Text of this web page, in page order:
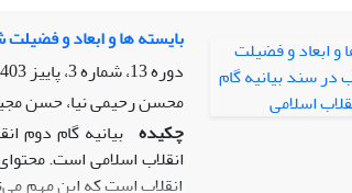
بایسته ها و ابعاد و
دوره 13، شماره 3، پاییز 1403، صفحه
محسن رحیمی نیا، حسن
چکیده بیانیه گام دوم
انقلاب اسلامی است.
انقلاب است که این مهم